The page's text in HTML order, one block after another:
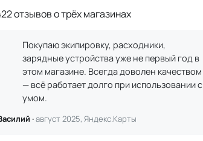
отзывов о трёх магазинах
Покупаю экипировку, расходники,
зарядные устройства уже не первый год в
этом магазине. Всегда доволен качеством
— всё работает долго при использовании с
умом.
·август 2025, Яндекс.Карты